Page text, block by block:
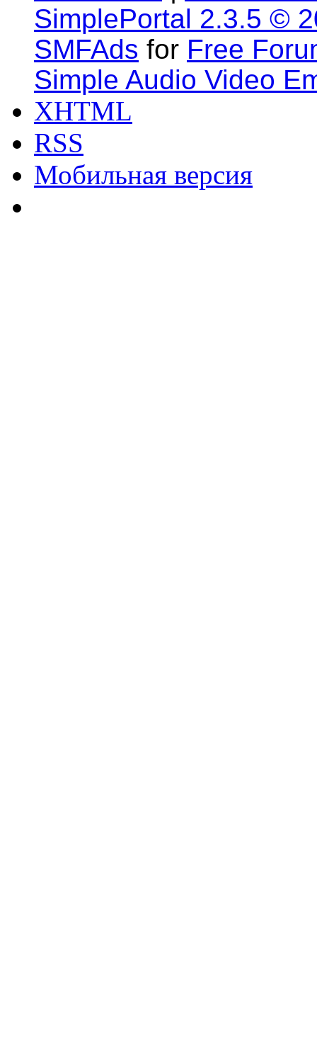
SimplePortal 2.3.5 ©
SMFAds for Free
Simple Audio Video
XHTML
RSS
Мобильная версия